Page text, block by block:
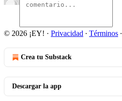
© 2026 ¡EY! · Privacidad ∙ Términos ∙
Crea tu Substack
Descargar la app